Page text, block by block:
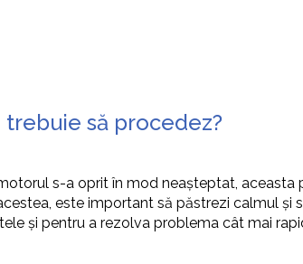
să procedez?
s-a oprit în mod neașteptat, aceasta
este important să păstrezi calmul și
și pentru a rezolva problema cât mai